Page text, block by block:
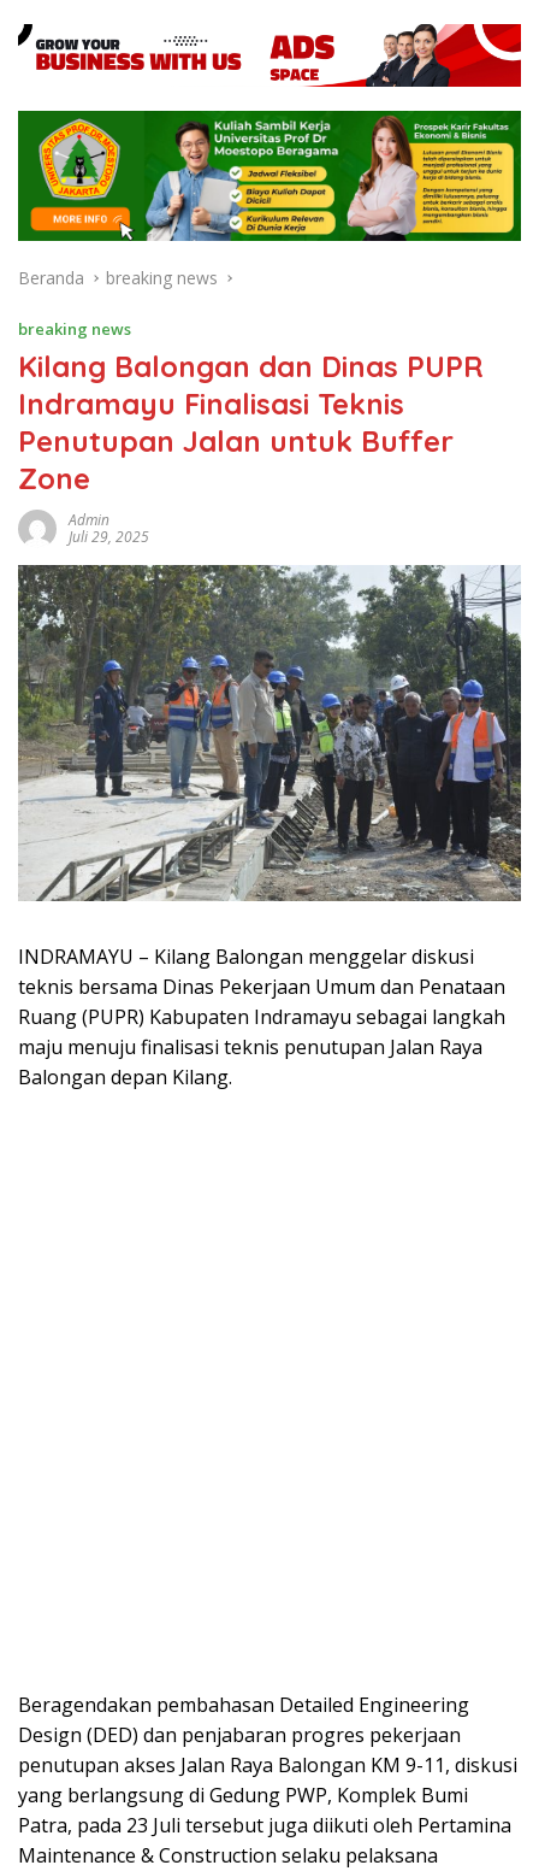
Beranda breaking news
breaking news
Kilang Balongan dan Dinas PUPR
Indramayu Finalisasi Teknis
Penutupan Jalan untuk Buffer
Zone
Admin
Juli 29, 2025
INDRAMAYU – Kilang Balongan menggelar diskusi
teknis bersama Dinas Pekerjaan Umum dan Penataan
Ruang (PUPR) Kabupaten Indramayu sebagai langkah
maju menuju finalisasi teknis penutupan Jalan Raya
Balongan depan Kilang.
Beragendakan pembahasan Detailed Engineering
Design (DED) dan penjabaran progres pekerjaan
penutupan akses Jalan Raya Balongan KM 9-11, diskusi
yang berlangsung di Gedung PWP, Komplek Bumi
Patra, pada 23 Juli tersebut juga diikuti oleh Pertamina
Maintenance & Construction selaku pelaksana